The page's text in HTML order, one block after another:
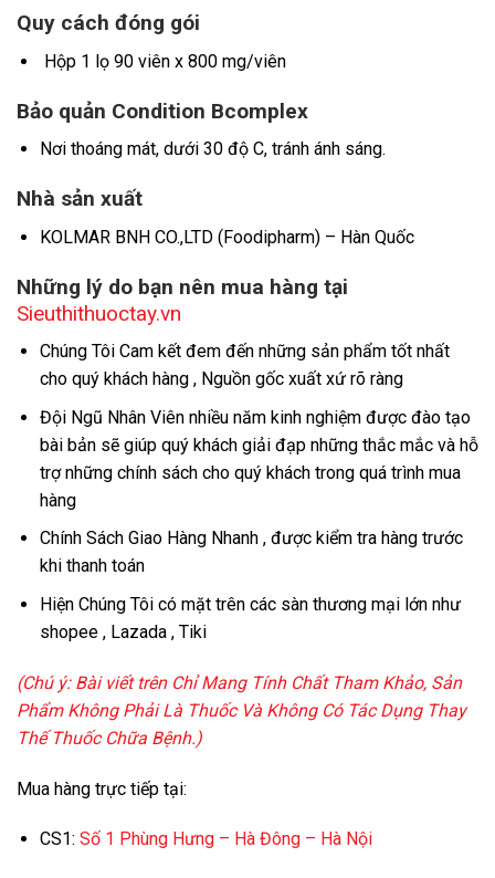
Quy cách đóng gói
Hộp 1 lọ 90 viên x 800 mg/viên
Bảo quản Condition Bcomplex
Nơi thoáng mát, dưới 30 độ C, tránh ánh sáng.
Nhà sản xuất
KOLMAR BNH CO.,LTD (Foodipharm) – Hàn Quốc
Những lý do bạn nên mua hàng tại
Sieuthithuoctay.vn
Chúng Tôi Cam kết đem đến những sản phẩm tốt nhất
cho quý khách hàng , Nguồn gốc xuất xứ rõ ràng
Đội Ngũ Nhân Viên nhiều năm kinh nghiệm được đào tạo
bài bản sẽ giúp quý khách giải đạp những thắc mắc và hỗ
trợ những chính sách cho quý khách trong quá trình mua
hàng
Chính Sách Giao Hàng Nhanh , được kiểm tra hàng trước
khi thanh toán
Hiện Chúng Tôi có mặt trên các sàn thương mại lớn như
shopee , Lazada , Tiki
(Chú ý: Bài viết trên Chỉ Mang Tính Chất Tham Khảo, Sản
Phẩm Không Phải Là Thuốc Và Không Có Tác Dụng Thay
Thế Thuốc Chữa Bệnh.)
Mua hàng trực tiếp tại:
CS1: Số 1 Phùng Hưng – Hà Đông – Hà Nội